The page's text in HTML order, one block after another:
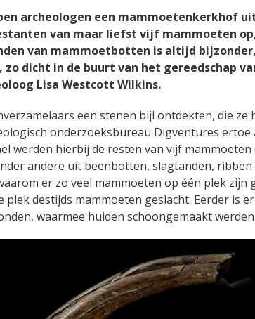
archeologen een mammoetenkerkhof
van maar liefst vijf mammoeten
van mammoetbotten is altijd
dicht in de buurt van het gereedschap
Lisa Westcott Wilkins.
een stenen bijl ontdekten, die ze
onderzoeksbureau Digventures ertoe
werden hierbij de resten van vijf mammoeten
andere uit beenbotten, slagtanden, ribben
er zo veel mammoeten op één plek zijn
destijds mammoeten geslacht. Eerder is
waarmee huiden schoongemaakt werden.